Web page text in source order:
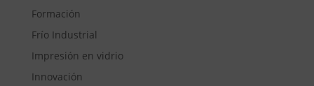
Formación
Frío Industrial
Impresión en vidrio
Innovación